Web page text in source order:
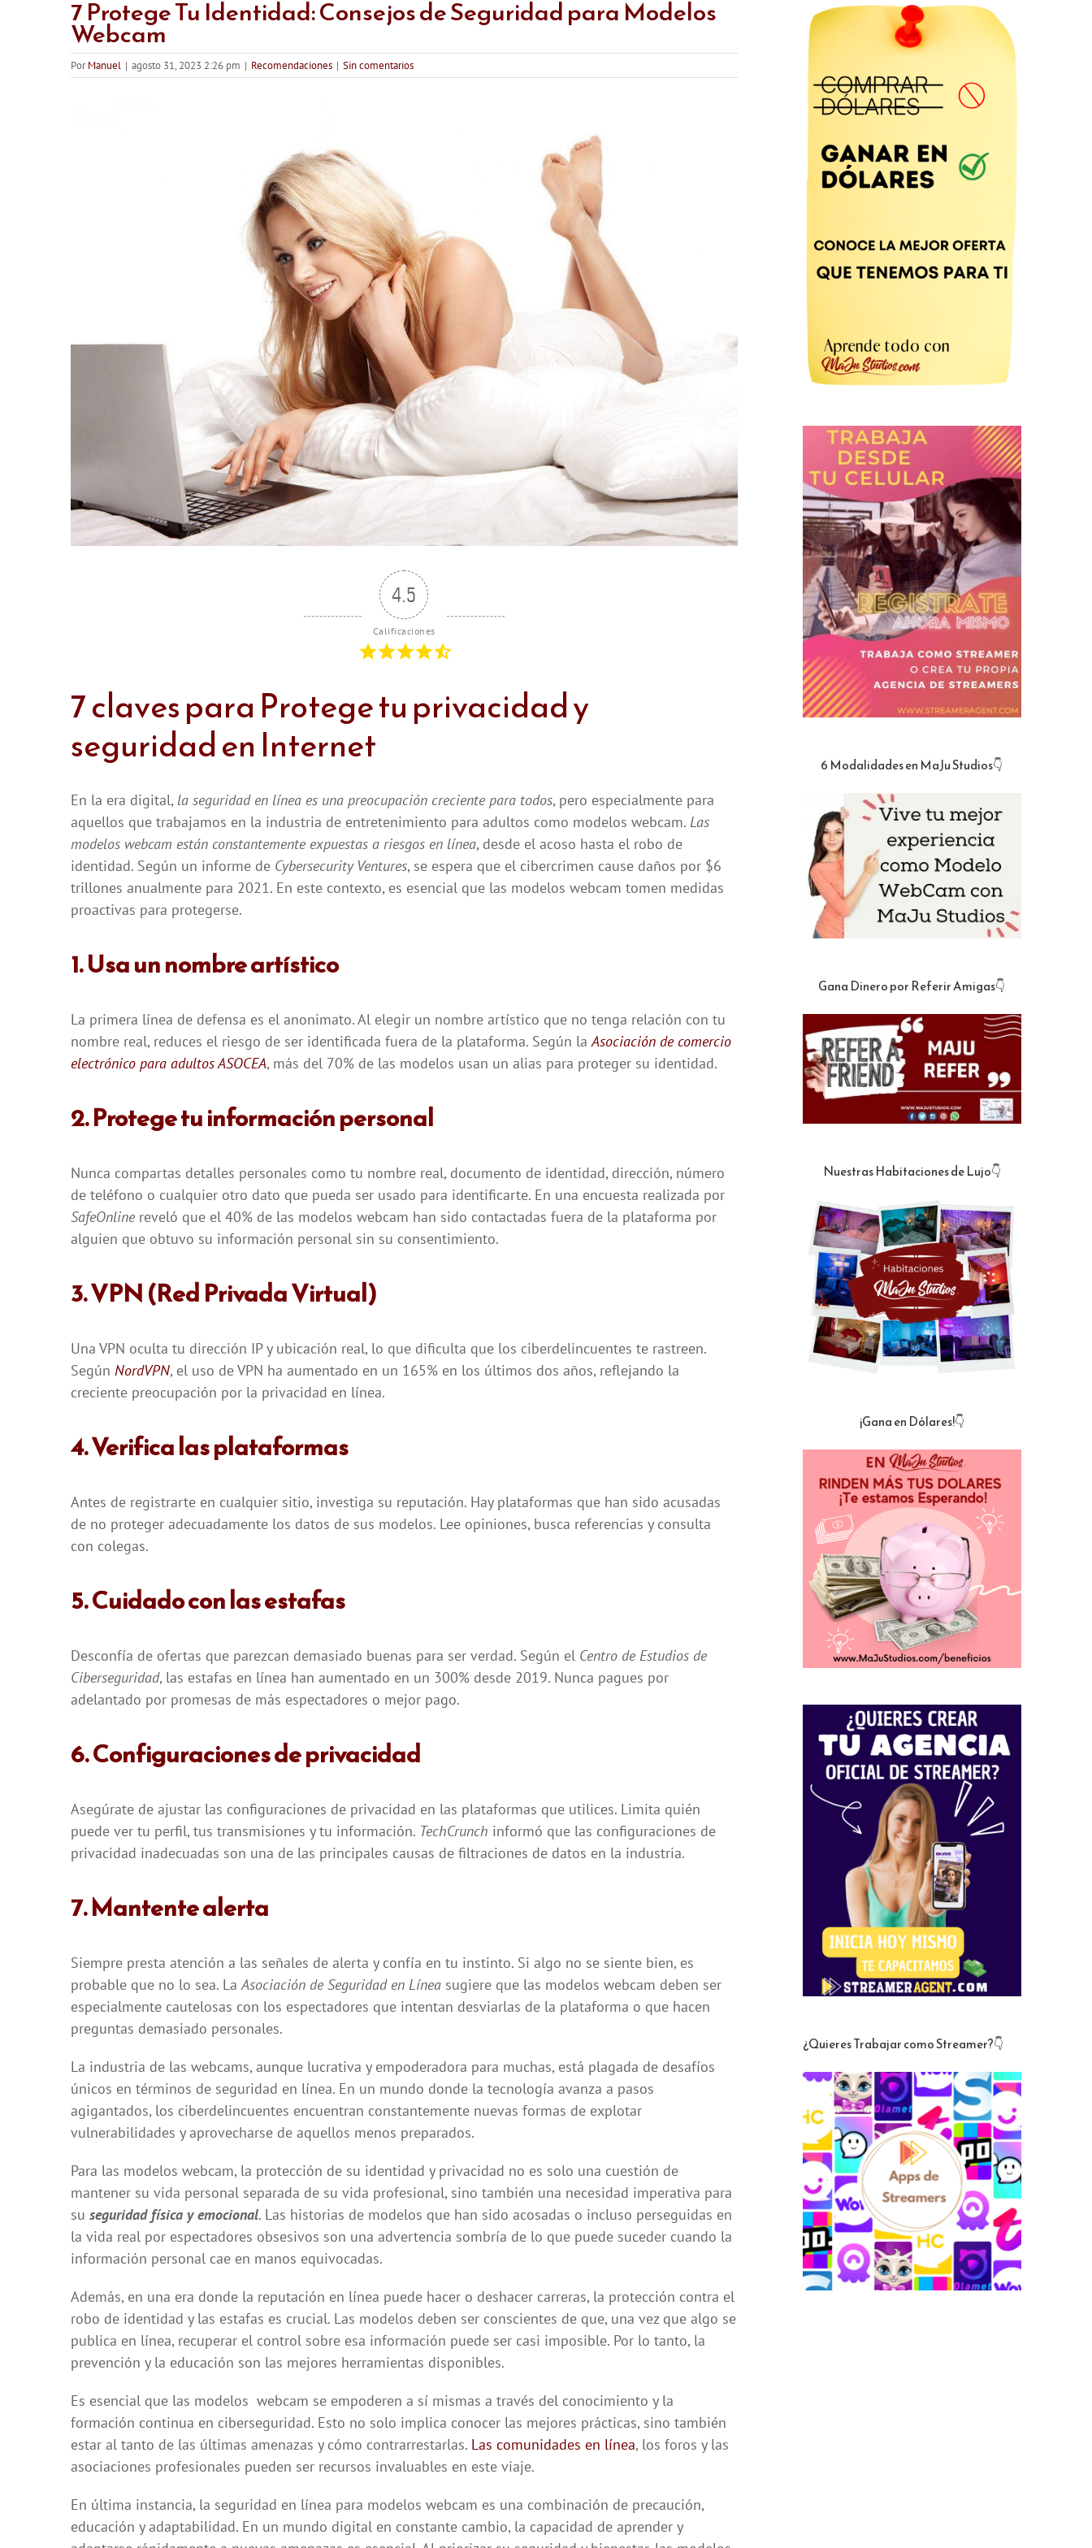
7 Protege Tu Identidad: Consejos de Seguridad para Modelos
Webcam
PorManuel | agosto 31, 2023 2:26 pm | Recomendaciones | Sin comentarios
4.5
Calificaciones
7 claves para Protege tu privacidad y
seguridad en Internet
En la era digital, la seguridad en línea es una preocupación creciente para todos, pero especialmente para
aquellos que trabajamos en la industria de entretenimiento para adultos como modelos webcam. Las
modelos webcam están constantemente expuestas a riesgos en línea, desde el acoso hasta el robo de
identidad. Según un informe de Cybersecurity Ventures, se espera que el cibercrimen cause daños por $6
trillones anualmente para 2021. En este contexto, es esencial que las modelos webcam tomen medidas
proactivas para protegerse.
1. Usa un nombre artístico
La primera línea de defensa es el anonimato. Al elegir un nombre artístico que no tenga relación con tu
nombre real, reduces el riesgo de ser identificada fuera de la plataforma. Según laAsociación de comercio
electrónico para adultos ASOCEA, más del 70% de las modelos usan un alias para proteger su identidad.
2. Protege tu información personal
Nunca compartas detalles personales como tu nombre real, documento de identidad, dirección, número
de teléfono o cualquier otro dato que pueda ser usado para identificarte. En una encuesta realizada por
SafeOnlinereveló que el 40% de las modelos webcam han sido contactadas fuera de la plataforma por
alguien que obtuvo su información personal sin su consentimiento.
3. VPN (Red Privada Virtual)
Una VPN oculta tu dirección IP y ubicación real, lo que dificulta que los ciberdelincuentes te rastreen.
Según NordVPN, el uso de VPN ha aumentado en un 165% en los últimos dos años, reflejando la
creciente preocupación por la privacidad en línea.
4. Verifica las plataformas
Antes de registrarte en cualquier sitio, investiga su reputación. Hay plataformas que han sido acusadas
de no proteger adecuadamente los datos de sus modelos. Lee opiniones, busca referencias y consulta
con colegas.
5. Cuidado con las estafas
Desconfía de ofertas que parezcan demasiado buenas para ser verdad. Según el Centro de Estudios de
Ciberseguridad, las estafas en línea han aumentado en un 300% desde 2019. Nunca pagues por
adelantado por promesas de más espectadores o mejor pago.
6. Configuraciones de privacidad
Asegúrate de ajustar las configuraciones de privacidad en las plataformas que utilices. Limita quién
puede ver tu perfil, tus transmisiones y tu información. TechCrunch informó que las configuraciones de
privacidad inadecuadas son una de las principales causas de filtraciones de datos en la industria.
7. Mantente alerta
Siempre presta atención a las señales de alerta y confía en tu instinto. Si algo no se siente bien, es
probable que no lo sea. LaAsociación de Seguridad en Líneasugiere que las modelos webcam deben ser
especialmente cautelosas con los espectadores que intentan desviarlas de la plataforma o que hacen
preguntas demasiado personales.
La industria de las webcams, aunque lucrativa y empoderadora para muchas, está plagada de desafíos
únicos en términos de seguridad en línea. En un mundo donde la tecnología avanza a pasos
agigantados, los ciberdelincuentes encuentran constantemente nuevas formas de explotar
vulnerabilidades y aprovecharse de aquellos menos preparados.
Para las modelos webcam, la protección de su identidad y privacidad no es solo una cuestión de
mantener su vida personal separada de su vida profesional, sino también una necesidad imperativa para
su seguridad física y emocional. Las historias de modelos que han sido acosadas o incluso perseguidas en
la vida real por espectadores obsesivos son una advertencia sombría de lo que puede suceder cuando la
información personal cae en manos equivocadas.
Además, en una era donde la reputación en línea puede hacer o deshacer carreras, la protección contra el
robo de identidad y las estafas es crucial. Las modelos deben ser conscientes de que, una vez que algo se
publica en línea, recuperar el control sobre esa información puede ser casi imposible. Por lo tanto, la
prevención y la educación son las mejores herramientas disponibles.
Es esencial que las modelos webcam se empoderen a sí mismas a través del conocimiento y la
formación continua en ciberseguridad. Esto no solo implica conocer las mejores prácticas, sino también
estar al tanto de las últimas amenazas y cómo contrarrestarlas. Las comunidades en línea, los foros y las
asociaciones profesionales pueden ser recursos invaluables en este viaje.
En última instancia, la seguridad en línea para modelos webcam es una combinación de precaución,
educación y adaptabilidad. En un mundo digital en constante cambio, la capacidad de aprender y
6 Modalidades en MaJu Studios👇
Gana Dinero por Referir Amigas👇
Nuestras Habitaciones de Lujo👇
¡Gana en Dólares!👇
¿Quieres Trabajar como Streamer?👇